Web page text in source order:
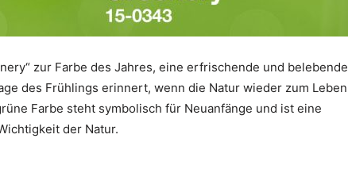
zur Farbe des Jahres, eine erfrischende und belebende
des Frühlings erinnert, wenn die Natur wieder zum Leben
Farbe steht symbolisch für Neuanfänge und ist eine
der Natur.